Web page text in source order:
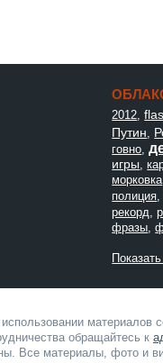
2012,
Путин,
говно,
игры,
морковка
полиция,
рекорд,
фразы,
материалов
обращайтесь к
Все материалы, фото и